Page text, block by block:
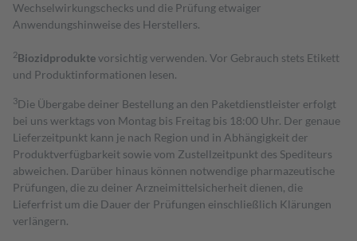
Wechselwirkungschecks und die Prüfung etwaiger
Anwendungshinweise des Herstellers.
2Biozidproduktevorsichtig verwenden. Vor Gebrauch stets Etikett
und Produktinformationen lesen.
3Die Übergabe deiner Bestellung an den Paketdienstleister erfolgt
bei uns werktags von Montag bis Freitag bis 18:00 Uhr. Der genaue
Lieferzeitpunkt kann je nach Region und in Abhängigkeit der
Produktverfügbarkeit sowie vom Zustellzeitpunkt des Spediteurs
abweichen. Darüber hinaus können notwendige pharmazeutische
Prüfungen, die zu deiner Arzneimittelsicherheit dienen, die
Lieferfrist um die Dauer der Prüfungen einschließlich Klärungen
verlängern.